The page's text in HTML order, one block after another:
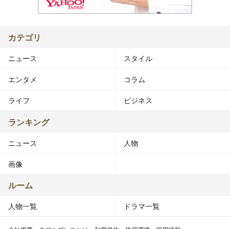
カテゴリ
ニュース スタイル
エンタメ コラム
ライフ ビジネス
ランキング
ニュース 人物
画像
ルーム
人物一覧 ドラマ一覧